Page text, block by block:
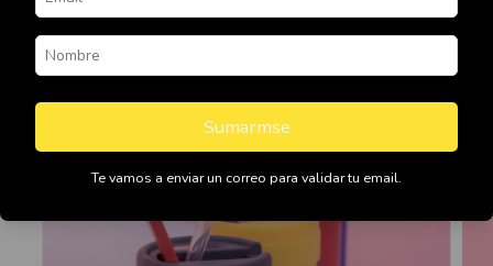
Sumarmse
Te vamos a enviar un correo para validar tu email.